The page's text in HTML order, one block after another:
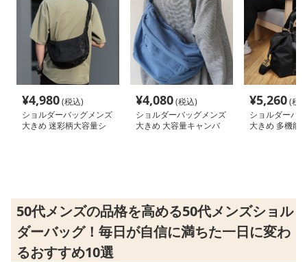
¥4,980(税込)
ショルダーバッグメンズ
大きめ 迷彩柄大容量シ
¥4,080(税込)
ショルダーバッグメンズ
大きめ 大容量キャンバ
¥5,260(税
ショルダーバ
大きめ 多機能
50代メンズの品格を高める50代メンズショル
ダーバッグ！毎日が自信に満ちた一日に変わ
るおすすめ10選